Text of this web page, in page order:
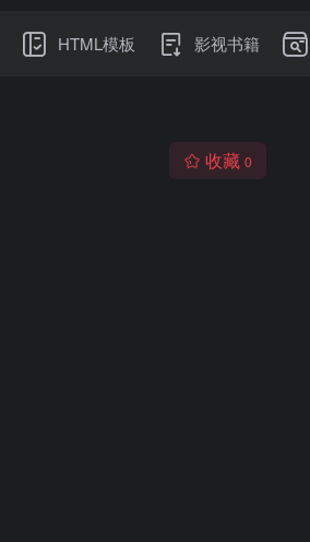
HTML模板 影视书籍
收藏 0